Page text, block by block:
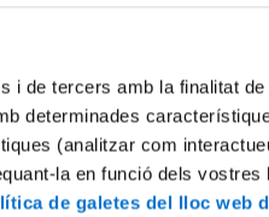
i de tercers amb la finalitat
determinades
(analitzar com
la en funció dels
de galetes del lloc web